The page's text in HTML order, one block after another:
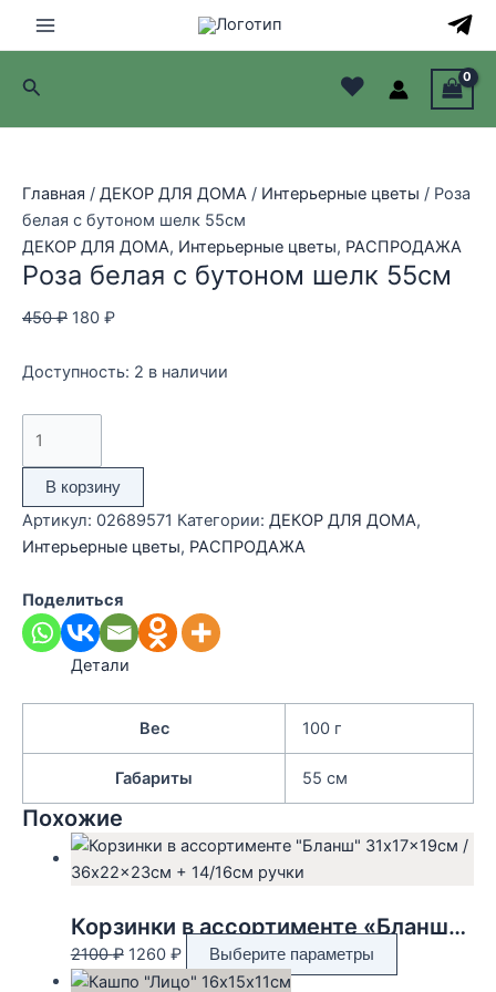
Main
Menu
Поиск ♥
Распродажа!
Главная / ДЕКОР ДЛЯ ДОМА / Интерьерные цветы / Роза
белая с бутоном шелк 55см
ДЕКОР ДЛЯ ДОМА, Интерьерные цветы, РАСПРОДАЖА
Роза белая с бутоном шелк 55см
450₽ Первоначальная
составляла
180 ₽Текущая
180 ₽.
Доступность: 2 в наличии
товара
Роза
белая
с
бутоном
55см
В корзину
Артикул: 02689571 Категории: ДЕКОР ДЛЯ ДОМА,
Интерьерные цветы, РАСПРОДАЖА
Поделиться
Детали
Вес 100 г
Габариты 55 см
Похожие
Распродажа!
Распродажа!
Корзинки в ассортименте «Бланш» 31x17x19см / 36x22x23см + 14/16см ручки
2100₽ Первоначальная
цена
1260 ₽Текущая
цена:
Выберите параметры
товар
Распродажа!
Распродажа!
Распродажа!
Распродажа!
Распродажа!
Распродажа!
Распродажа!
Распродажа!